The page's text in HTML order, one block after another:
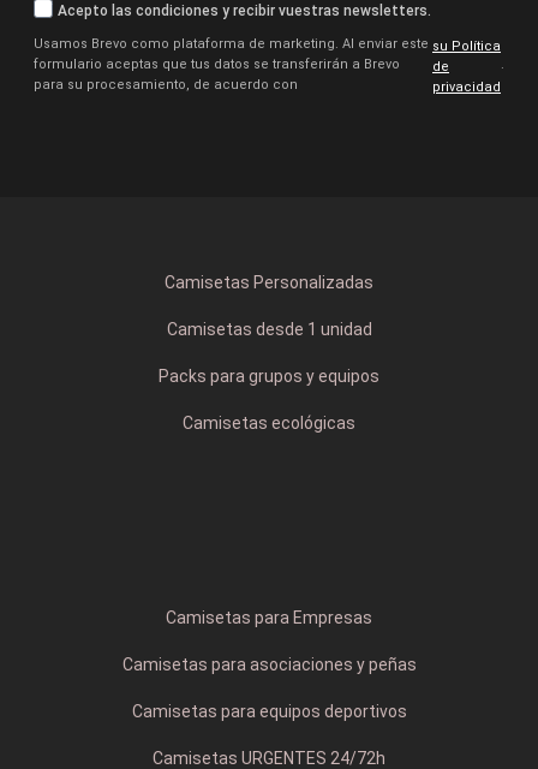
Acepto las condiciones y recibir vuestras newsletters.
Usamos Brevo como plataforma de marketing. Al enviar este
formulario aceptas que tus datos se transferirán a Brevo
para su procesamiento, de acuerdo con
su Política
de
privacidad
.
Camisetas Personalizadas
Camisetas desde 1 unidad
Packs para grupos y equipos
Camisetas ecológicas
Camisetas para Empresas
Camisetas para asociaciones y peñas
Camisetas para equipos deportivos
Camisetas URGENTES 24/72h